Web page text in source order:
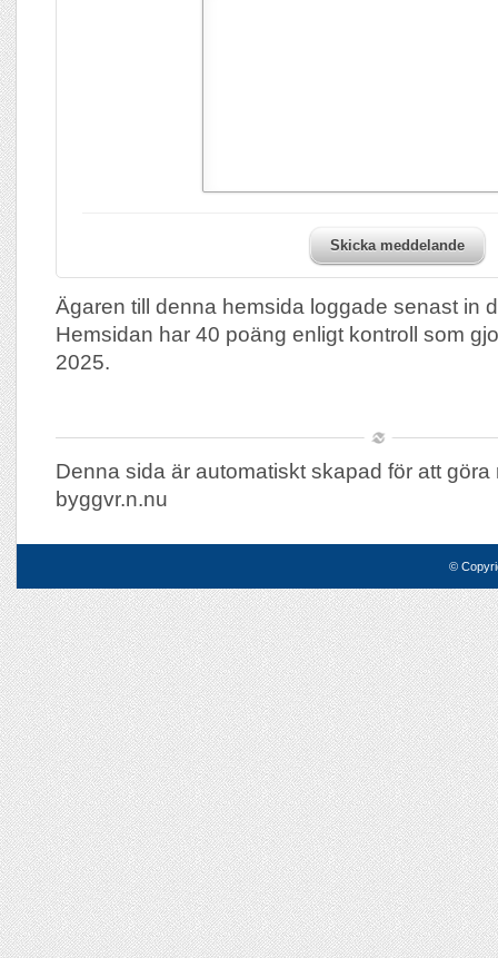
Skicka meddelande
Ägaren till denna hemsida loggade senast in
Hemsidan har 40 poäng enligt kontroll som
2025.
Denna sida är automatiskt skapad för att göra
byggvr.n.nu
©